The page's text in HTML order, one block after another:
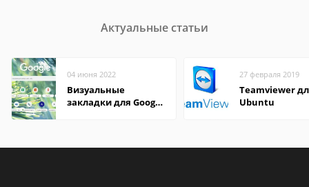
Актуальные статьи
04 июня 2022
Визуальные
закладки для Google
27 февраля 2019
Teamviewer
Ubuntu